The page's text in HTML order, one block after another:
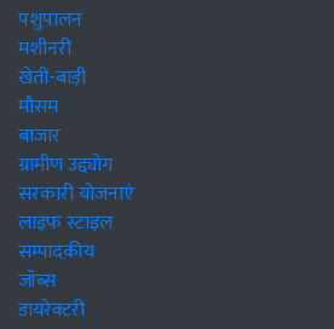
पशुपालन
मशीनरी
खेती-बाड़ी
मौसम
बाजार
ग्रामीण उद्द्योग
सरकारी योजनाएं
लाइफ स्टाइल
सम्पादकीय
जॉब्स
डायरेक्टरी